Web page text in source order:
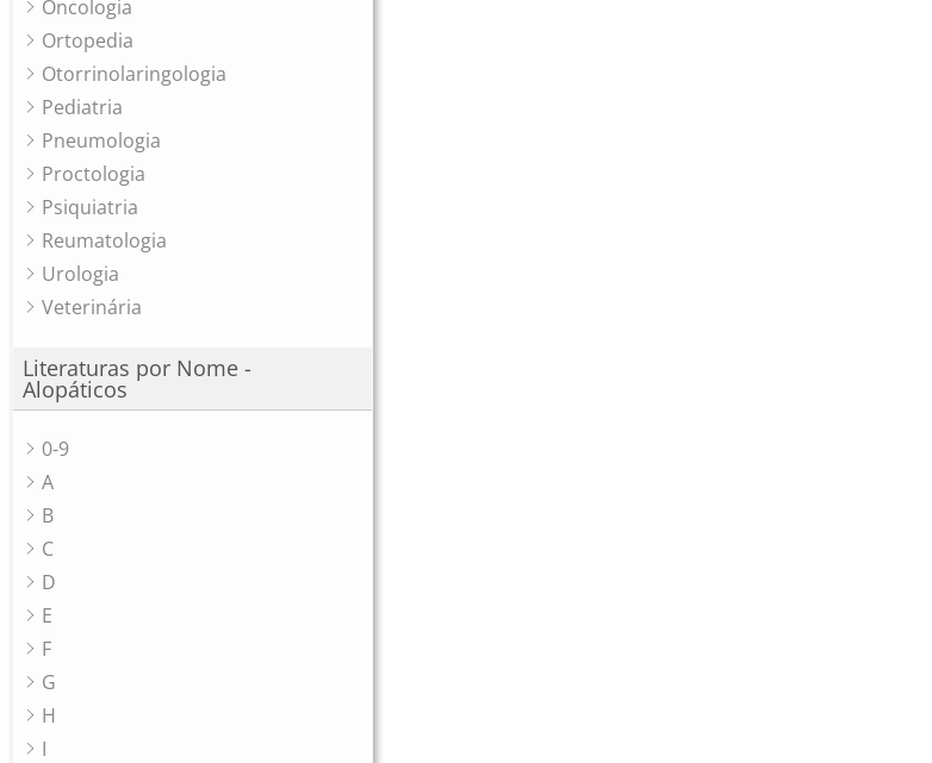
Oncologia
Ortopedia
Otorrinolaringologia
Pediatria
Pneumologia
Proctologia
Psiquiatria
Reumatologia
Urologia
Veterinária
Literaturas por Nome -
Alopáticos
0-9
A
B
C
D
E
F
G
H
I